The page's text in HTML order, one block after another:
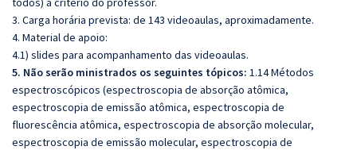
3. Carga horária prevista: de 143 videoaulas, aproximadamente.
4. Material de apoio:
4.1) slides para acompanhamento das videoaulas.
5. Não serão ministrados os seguintes tópicos: 1.14 Métodos
espectroscópicos (espectroscopia de absorção atômica,
espectroscopia de emissão atômica, espectroscopia de
fluorescência atômica, espectroscopia de absorção molecular,
espectroscopia de emissão molecular, espectroscopia de